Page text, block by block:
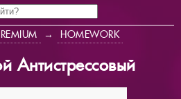
→ HOMEWORK
Антистрессовый